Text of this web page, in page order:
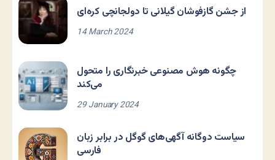
از جشن گازفوشان گیلانی تا دولجانچی کره‌ای
14 March 2024
چگونه هوش مصنوعی خبرنگاری را متحول
می‌کند
29 January 2024
سیاست دوگانه آگهی‌های گوگل در برابر زبان
فارسی